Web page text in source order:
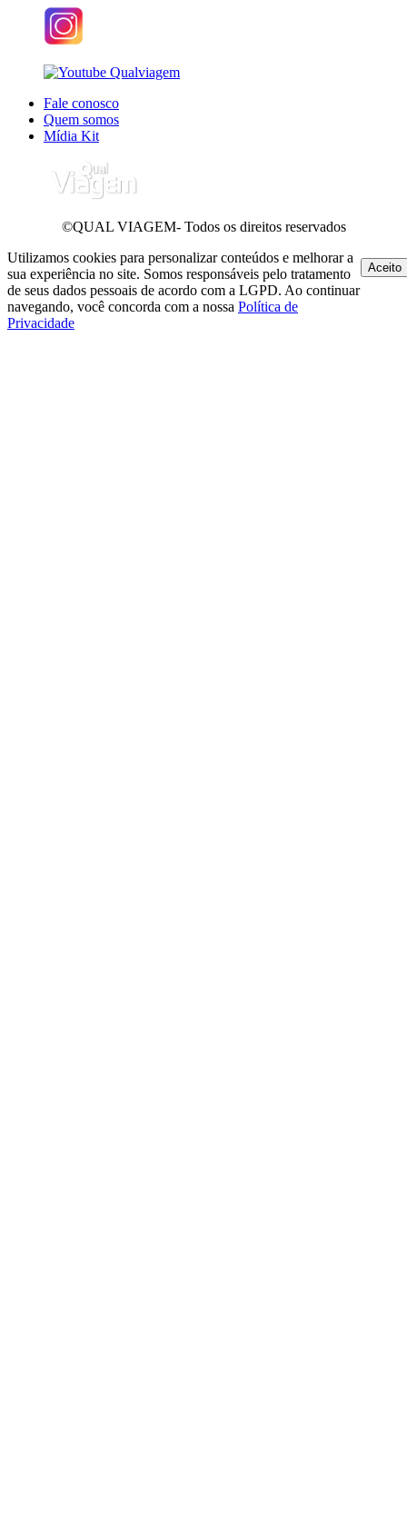
Fale conosco
Quem somos
Mídia Kit
©QUAL VIAGEM- Todos os direitos reservados
Utilizamos cookies para personalizar conteúdos e melhorar a
sua experiência no site. Somos responsáveis pelo tratamento
de seus dados pessoais de acordo com a LGPD. Ao continuar
navegando, você concorda com a nossa Política de
Privacidade
Aceito